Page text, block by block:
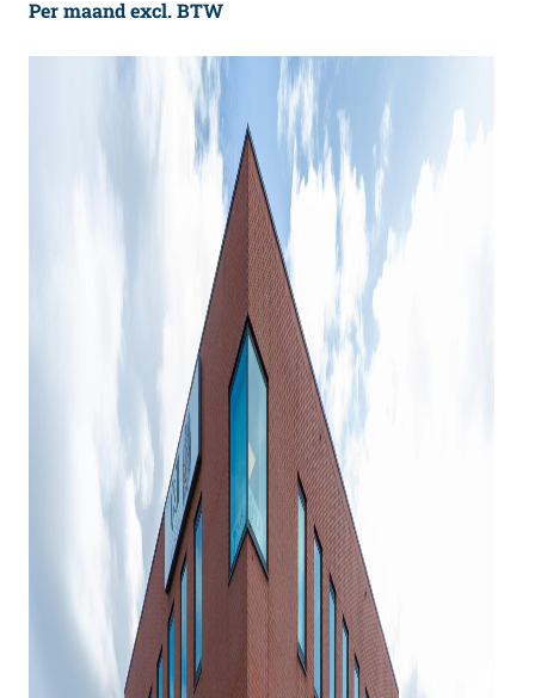
Per maand excl. BTW